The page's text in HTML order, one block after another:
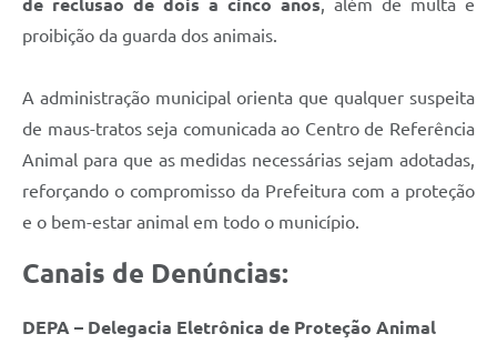
proibição da guarda dos animais.
A administração municipal orienta que qualquer suspeita
de maus-tratos seja comunicada ao Centro de Referência
Animal para que as medidas necessárias sejam adotadas,
reforçando o compromisso da Prefeitura com a proteção
e o bem-estar animal em todo o município.
Canais de Denúncias:
DEPA – Delegacia Eletrônica de Proteção Animal